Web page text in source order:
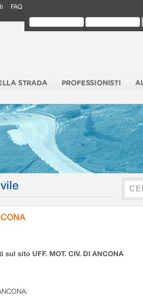
FAQ
STRADA PROFESSIONISTI
sul sito UFF. MOT. CIV. DI ANCONA